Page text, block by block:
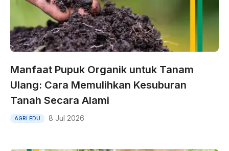
Manfaat Pupuk Organik untuk Tanam
Ulang: Cara Memulihkan Kesuburan
Tanah Secara Alami
AGRI EDU 8 Jul 2026